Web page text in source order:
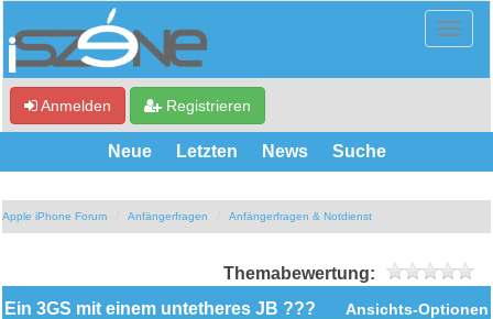
Anmelden Registrieren
Neue Letzten News Suche
Apple iPhone Forum Anfängerfragen Anfängerfragen & Notdienst
Themabewertung:
Ansichts-Optionen
Ein 3GS mit einem untetheres JB ???